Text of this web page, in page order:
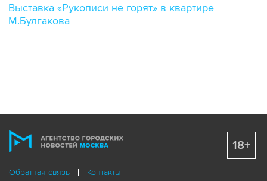
Выставка «Рукописи не горят» в квартире
М.Булгакова
Обратная связь Контакты
18+